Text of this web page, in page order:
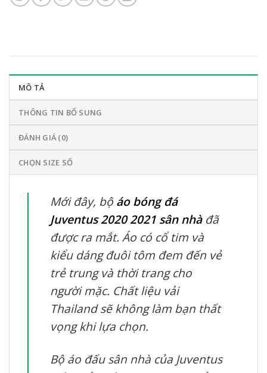
MÔ TẢ
THÔNG TIN BỔ SUNG
ĐÁNH GIÁ (0)
CHỌN SIZE SỐ
Mới đây, bộ áo bóng đá
Juventus 2020 2021 sân nhàđã
được ra mắt. Áo có cổ tim và
kiểu dáng đuôi tôm đem đến vẻ
trẻ trung và thời trang cho
người mặc. Chất liệu vải
Thailand sẽ không làm bạn thất
vọng khi lựa chọn.
Bộ áo đấu sân nhà của Juventus